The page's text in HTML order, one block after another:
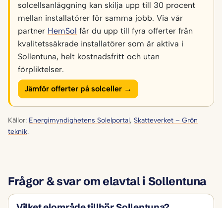
solcellsanläggning kan skilja upp till 30 procent
mellan installatörer för samma jobb. Via vår
partner HemSol får du upp till fyra offerter från
kvalitetssäkrade installatörer som är aktiva i
Sollentuna, helt kostnadsfritt och utan
förpliktelser.
Jämför offerter på solceller →
Källor: Energimyndighetens Solelportal, Skatteverket – Grön
teknik.
Frågor & svar om elavtal i Sollentuna